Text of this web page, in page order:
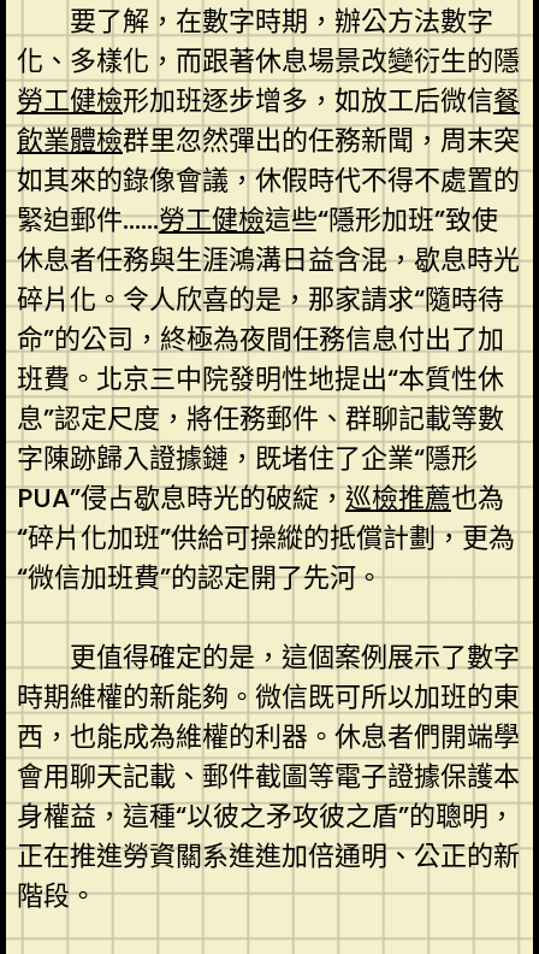
要了解，在數字時期，辦公方法數字
化、多樣化，而跟著休息場景改變衍生的隱
勞工健檢形加班逐步增多，如放工后微信餐
飲業體檢群里忽然彈出的任務新聞，周末突
如其來的錄像會議，休假時代不得不處置的
緊迫郵件……勞工健檢這些“隱形加班”致使
休息者任務與生涯鴻溝日益含混，歇息時光
碎片化。令人欣喜的是，那家請求“隨時待
命”的公司，終極為夜間任務信息付出了加
班費。北京三中院發明性地提出“本質性休
息”認定尺度，將任務郵件、群聊記載等數
字陳跡歸入證據鏈，既堵住了企業“隱形
PUA”侵占歇息時光的破綻，巡檢推薦也為
“碎片化加班”供給可操縱的抵償計劃，更為
“微信加班費”的認定開了先河。
更值得確定的是，這個案例展示了數字
時期維權的新能夠。微信既可所以加班的東
西，也能成為維權的利器。休息者們開端學
會用聊天記載、郵件截圖等電子證據保護本
身權益，這種“以彼之矛攻彼之盾”的聰明，
正在推進勞資關系進進加倍通明、公正的新
階段。